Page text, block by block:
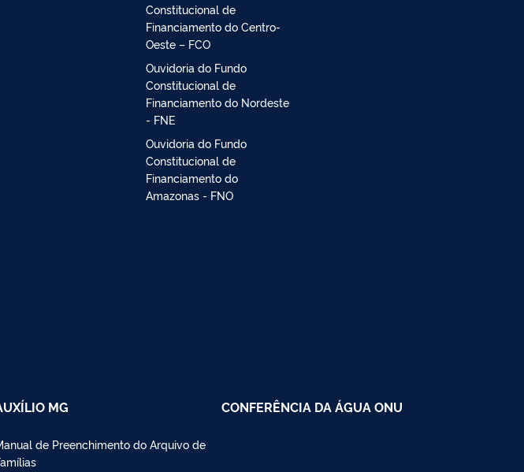
Constitucional de
Financiamento do Centro-
Oeste – FCO
Ouvidoria do Fundo
Constitucional de
Financiamento do Nordeste
- FNE
Ouvidoria do Fundo
Constitucional de
Financiamento do
Amazonas - FNO
MG
de Preenchimento do Arquivo de
CONFERÊNCIA DA ÁGUA ONU